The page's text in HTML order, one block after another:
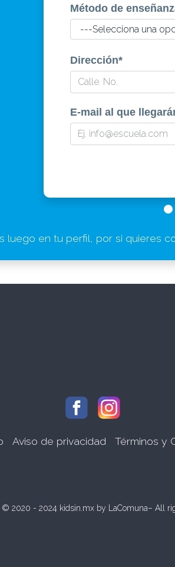
Método de
Dirección*
E-mail al que
luego en tu perfil, por si quieres
Aviso de privacidad Términos y
© 2020 - 2024 kidsin.mx by LaComuna– All